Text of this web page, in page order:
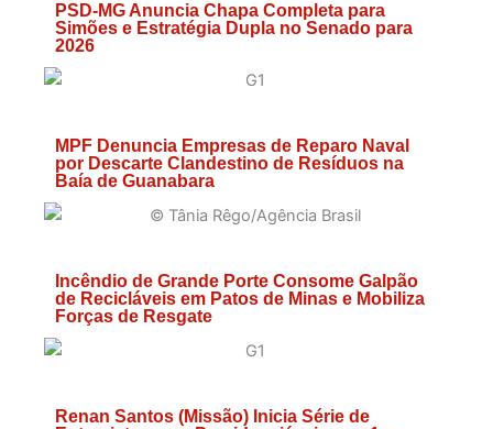
PSD-MG Anuncia Chapa Completa para
Simões e Estratégia Dupla no Senado para
2026
MPF Denuncia Empresas de Reparo Naval
por Descarte Clandestino de Resíduos na
Baía de Guanabara
Incêndio de Grande Porte Consome Galpão
de Recicláveis em Patos de Minas e Mobiliza
Forças de Resgate
Renan Santos (Missão) Inicia Série de